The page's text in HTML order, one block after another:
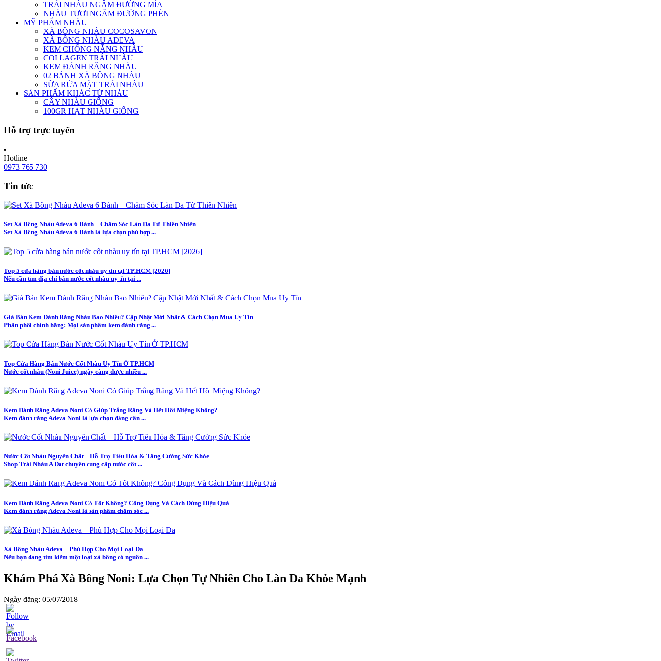
TRÁI NHÀU NGÂM ĐƯỜNG MÍA
NHÀU TƯƠI NGÂM ĐƯỜNG PHÈN
MỸ PHẨM NHÀU
XÀ BÔNG NHÀU COCOSAVON
XÀ BÔNG NHÀU ADEVA
KEM CHỐNG NẮNG NHÀU
COLLAGEN TRÁI NHÀU
KEM ĐÁNH RĂNG NHÀU
02 BÁNH XÀ BÔNG NHÀU
SỮA RỬA MẶT TRÁI NHÀU
SẢN PHẨM KHÁC TỪ NHÀU
CÂY NHÀU GIỐNG
100GR HẠT NHÀU GIỐNG
Hỗ trợ trực tuyến
Hotline
0973 765 730
Tin tức
Set Xà Bông Nhàu Adeva 6 Bánh – Chăm Sóc Làn Da Từ Thiên Nhiên
Set Xà Bông Nhàu Adeva 6 Bánh là lựa chọn phù hợp ...
Top 5 cửa hàng bán nước cốt nhàu uy tín tại TP.HCM [2026]
Nếu cần tìm địa chỉ bán nước cốt nhàu uy tín tại ...
Giá Bán Kem Đánh Răng Nhàu Bao Nhiêu? Cập Nhật Mới Nhất & Cách Chọn Mua Uy Tín
Phân phối chính hãng: Mọi sản phẩm kem đánh răng ...
Top Cửa Hàng Bán Nước Cốt Nhàu Uy Tín Ở TP.HCM
Nước cốt nhàu (Noni Juice) ngày càng được nhiều ...
Kem Đánh Răng Adeva Noni Có Giúp Trắng Răng Và Hết Hôi Miệng Không?
Kem đánh răng Adeva Noni là lựa chọn đáng cân ...
Nước Cốt Nhàu Nguyên Chất – Hỗ Trợ Tiêu Hóa & Tăng Cường Sức Khỏe
Shop Trái Nhàu A Đạt chuyên cung cấp nước cốt ...
Kem Đánh Răng Adeva Noni Có Tốt Không? Công Dụng Và Cách Dùng Hiệu Quả
Kem đánh răng Adeva Noni là sản phẩm chăm sóc ...
Xà Bông Nhàu Adeva – Phù Hợp Cho Mọi Loại Da
Nếu bạn đang tìm kiếm một loại xà bông có nguồn ...
Khám Phá Xà Bông Noni: Lựa Chọn Tự Nhiên Cho Làn Da Khỏe Mạnh
Ngày đăng: 05/07/2018